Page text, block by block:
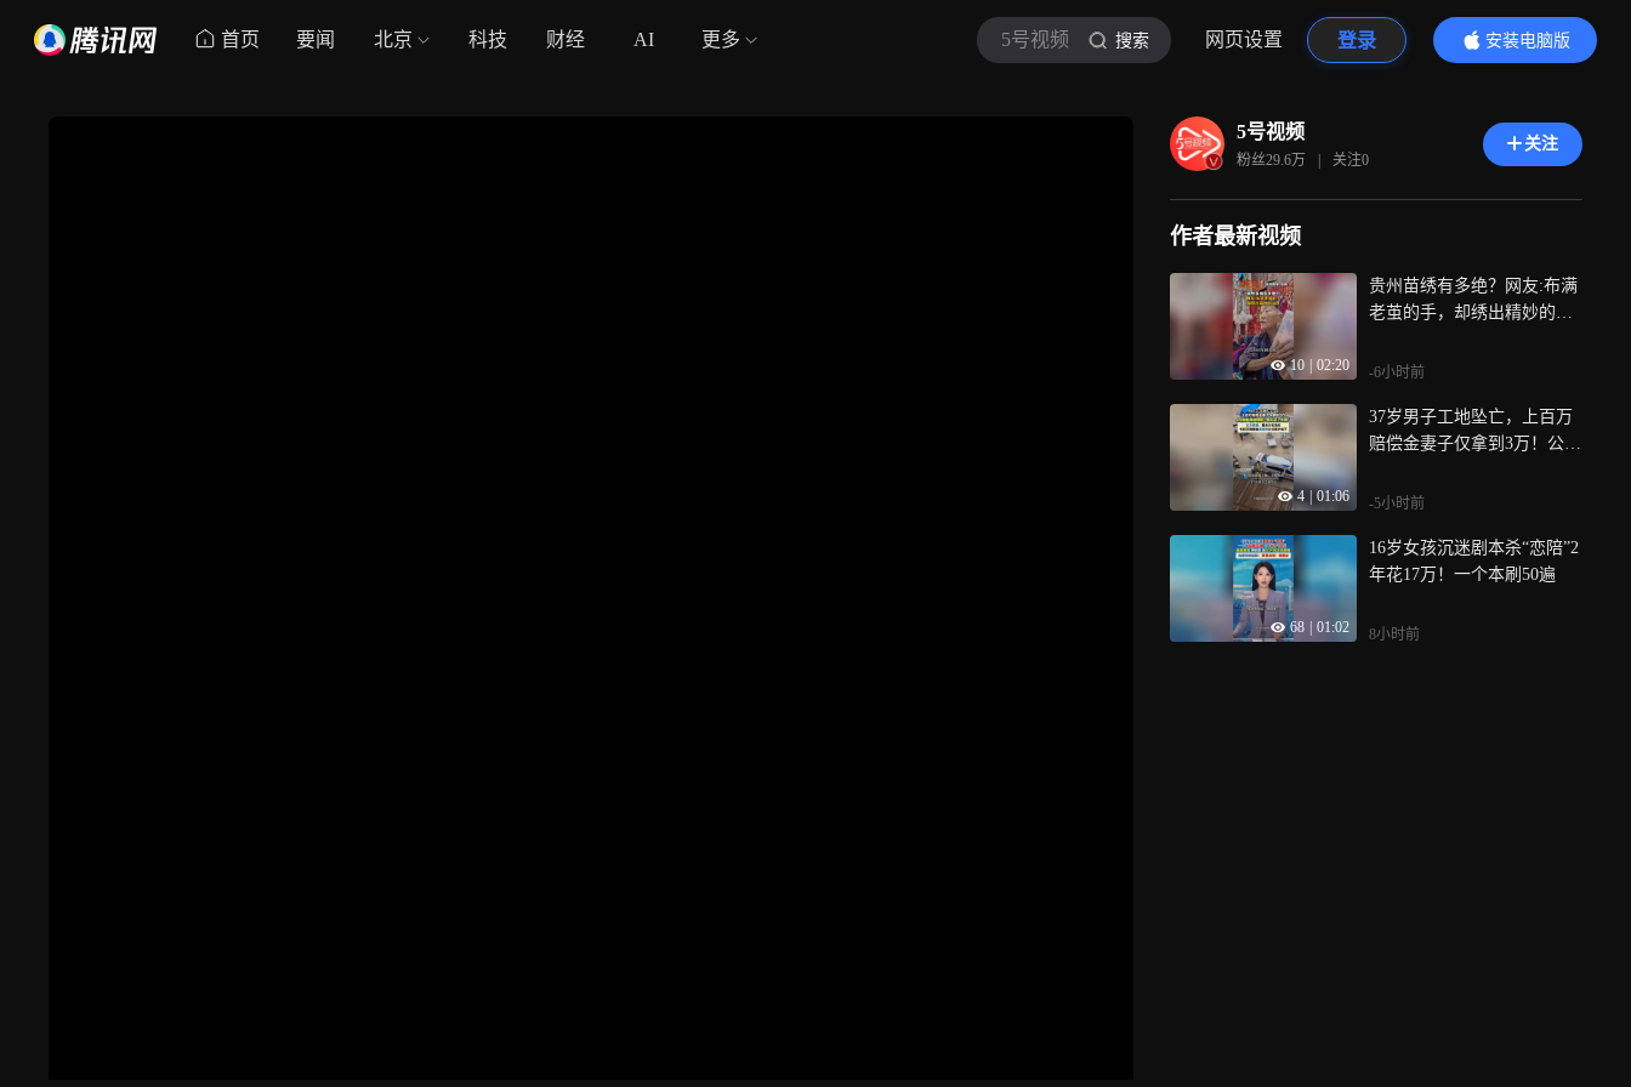
首页 要闻 北京 科技 财经 AI 更多 5号视频 搜索 网页设置 登录
安装电脑版
内容更精彩
5号视频
粉丝29.6万 | 关注0
关注
作者最新视频
10 02:20
贵州苗绣有多绝？网友:布满
老茧的手，却绣出精妙的苗
-6小时前
4 01:06
37岁男子工地坠亡，上百万
赔偿金妻子仅拿到3万！公公
-5小时前
68 01:02
16岁女孩沉迷剧本杀“恋陪”2
年花17万！一个本刷50遍
8小时前